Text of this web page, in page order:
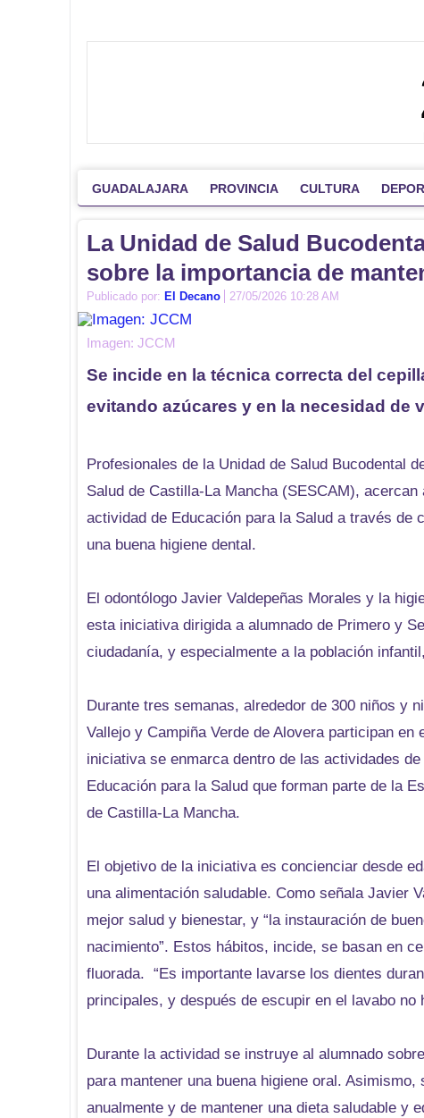
GUADALAJARA PROVINCIA CULTURA
La Unidad de Salud
sobre la importancia de
Publicado por: El Decano 27/05/2026 10:28 AM
Imagen: JCCM
Se incide en la técnica correcta del
evitando azúcares y en la necesidad de
Profesionales de la Unidad de Salud Bucodental
Salud de Castilla-La Mancha (SESCAM),
actividad de Educación para la Salud a través de
una buena higiene dental.
El odontólogo Javier Valdepeñas Morales y la
esta iniciativa dirigida a alumnado de Primero y
ciudadanía, y especialmente a la población
Durante tres semanas, alrededor de 300 niños y
Vallejo y Campiña Verde de Alovera participan
iniciativa se enmarca dentro de las actividades
Educación para la Salud que forman parte de la
de Castilla-La Mancha.
El objetivo de la iniciativa es concienciar desde
una alimentación saludable. Como señala Javier
mejor salud y bienestar, y “la instauración de
nacimiento”. Estos hábitos, incide, se basan en
fluorada. “Es importante lavarse los dientes
principales, y después de escupir en el lavabo no
Durante la actividad se instruye al alumnado
para mantener una buena higiene oral.
anualmente y de mantener una dieta saludable y